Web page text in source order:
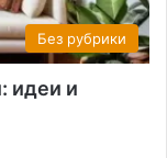
Без рубрики
идеи и